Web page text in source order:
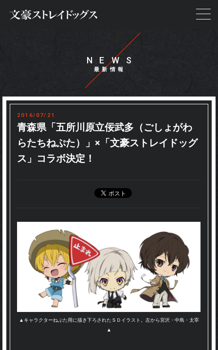
NEWS
STORY
ON AIR
STAFF&CAST
CHARACTER
SPECIAL
EVENT
NEWS
2016/07/21
青森県「五所川原立佞武多（ごしょがわ
らたちねぷた）」×「文豪ストレイドッグ
ス」コラボ決定！
▲キャラクターねぶた用に描き下ろされたＳＤイラスト。左から宮沢・中島・太宰
▲